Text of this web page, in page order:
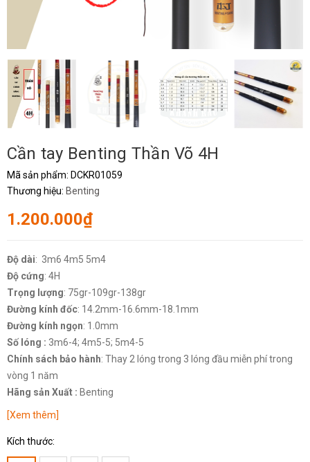
Cần tay Benting Thần Võ 4H
Mã sản phẩm: DCKR01059
Thương hiệu: Benting
1.200.000₫
Độ dài: 3m6 4m5 5m4
Độ cứng: 4H
Trọng lượng: 75gr-109gr-138gr
Đường kính đốc: 14.2mm-16.6mm-18.1mm
Đường kính ngọn: 1.0mm
Số lóng : 3m6-4; 4m5-5; 5m4-5
Chính sách bảo hành: Thay 2 lóng trong 3 lóng đầu miễn phí trong
vòng 1 năm
Hãng sản Xuất : Benting
[Xem thêm]
Kích thước: